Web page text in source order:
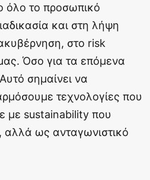
όλο το προσωπικό
και στη λήψη
στο risk
Όσο για τα επόμενα
σημαίνει να
τεχνολογίες που
με sustainability που
αλλά ως ανταγωνιστικό